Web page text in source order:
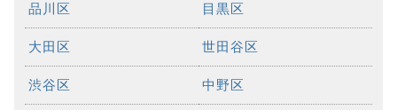
品川区 目黒区
大田区 世田谷区
渋谷区 中野区